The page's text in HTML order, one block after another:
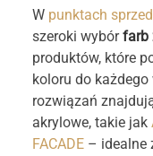
W punktach
szeroki wybórfarb
produktów, które
koloru do
rozwiązań
akrylowe, takie jak
FACADE – idealne